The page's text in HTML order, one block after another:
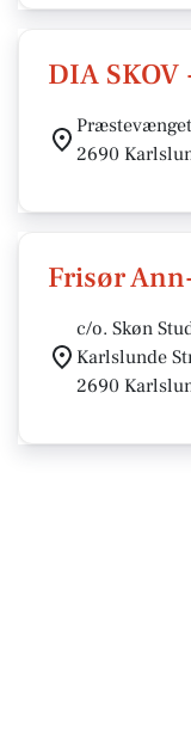
DIA
2690
Frisør
c/o. Skøn
Karlslunde
2690